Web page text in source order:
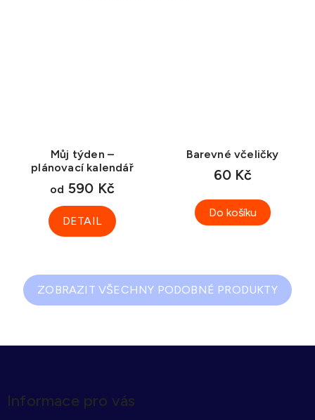
Můj týden –
plánovací kalendář
od 590 Kč
DETAIL
Barevné včeličky
60 Kč
Do košíku
ZOBRAZIT VŠECHNY PODOBNÉ PRODUKTY
p
aInformace pro vás